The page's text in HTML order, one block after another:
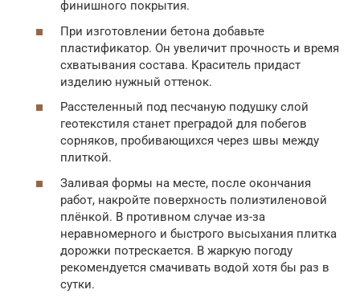
финишного покрытия.
При изготовлении бетона добавьте
пластификатор. Он увеличит прочность и время
схватывания состава. Краситель придаст
изделию нужный оттенок.
Расстеленный под песчаную подушку слой
геотекстиля станет преградой для побегов
сорняков, пробивающихся через швы между
плиткой.
Заливая формы на месте, после окончания
работ, накройте поверхность полиэтиленовой
плёнкой. В противном случае из-за
неравномерного и быстрого высыхания плитка
дорожки потрескается. В жаркую погоду
рекомендуется смачивать водой хотя бы раз в
сутки.